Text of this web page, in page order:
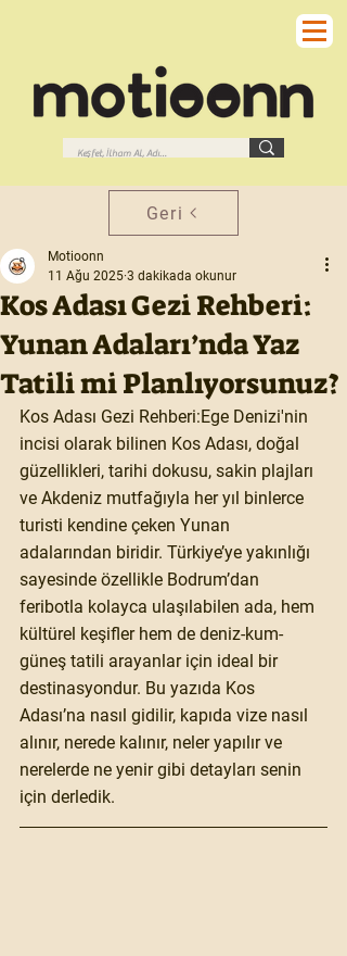
Geri
Kos Adası Gezi Rehberi:
Yunan Adaları’nda Yaz
Tatili mi Planlıyorsunuz?
Motioonn
11 Ağu 2025 3 dakikada okunur
Kos Adası Gezi Rehberi:Ege Denizi'nin
incisi olarak bilinen Kos Adası, doğal
güzellikleri, tarihi dokusu, sakin plajları
ve Akdeniz mutfağıyla her yıl binlerce
turisti kendine çeken Yunan
adalarından biridir. Türkiye’ye yakınlığı
sayesinde özellikle Bodrum’dan
feribotla kolayca ulaşılabilen ada, hem
kültürel keşifler hem de deniz-kum-
güneş tatili arayanlar için ideal bir
destinasyondur. Bu yazıda Kos
Adası’na nasıl gidilir, kapıda vize nasıl
alınır, nerede kalınır, neler yapılır ve
nerelerde ne yenir gibi detayları senin
için derledik.